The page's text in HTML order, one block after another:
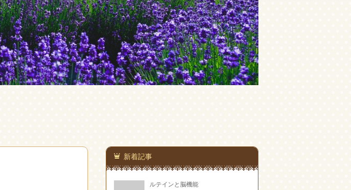
新着記事
ルテインと脳機能